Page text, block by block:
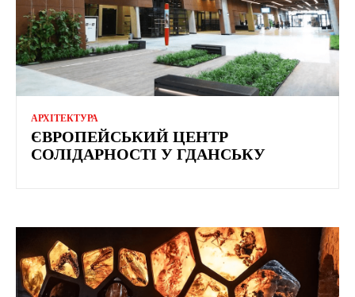
АРХІТЕКТУРА
ЄВРОПЕЙСЬКИЙ ЦЕНТР
СОЛІДАРНОСТІ У ГДАНСЬКУ